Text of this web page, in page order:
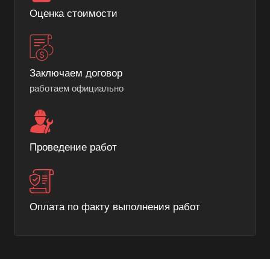
Оценка стоимости
Заключаем договор
работаем официально
Проведение работ
Оплата по факту выполнения работ